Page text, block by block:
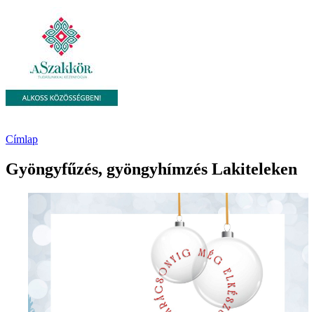
Címlap
Gyöngyfűzés, gyöngyhímzés Lakiteleken